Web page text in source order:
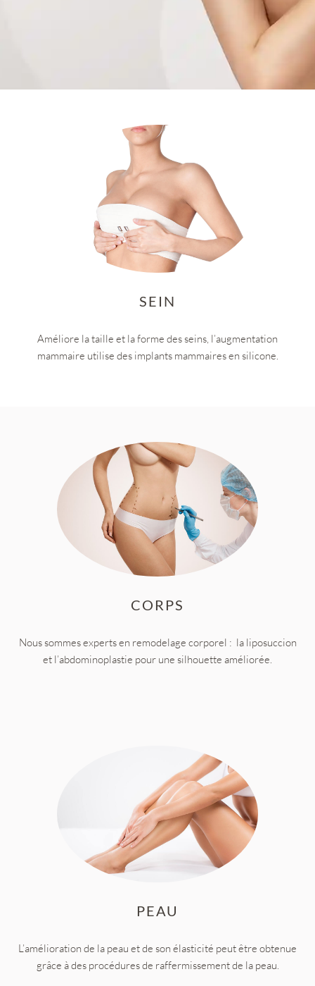
SEIN
Améliore la taille et la forme des seins, l’augmentation
mammaire utilise des implants mammaires en silicone.
CORPS
Nous sommes experts en remodelage corporel : la liposuccion
et l’abdominoplastie pour une silhouette améliorée.
PEAU
L’amélioration de la peau et de son élasticité peut être obtenue
grâce à des procédures de raffermissement de la peau.